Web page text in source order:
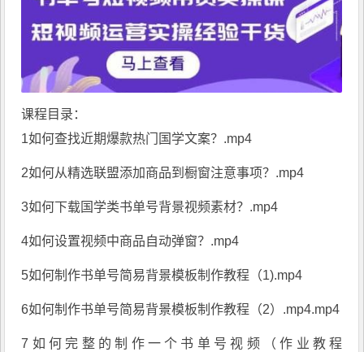
课程目录：
1如何查找近期爆款热门国学文案？.mp4
2如何从精选联盟添加商品到橱窗注意事项？.mp4
3如何下载国学类书单号背景视频素材？.mp4
4如何设置视频中商品自动弹窗？.mp4
5如何制作书单号简易背景模板制作教程（1).mp4
6如何制作书单号简易背景模板制作教程（2）.mp4.mp4
7如何完整的制作一个书单号视频（作业教程